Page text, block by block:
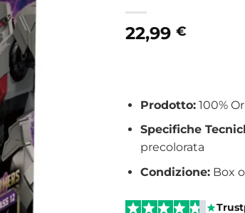
22,99 €
Prodotto:100%
Specifiche
precolorata
Condizione:Box